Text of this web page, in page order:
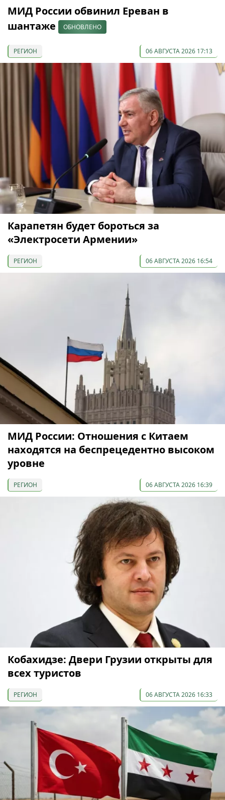
МИД России обвинил Ереван в
шантаже
ОБНОВЛЕНО
РЕГИОН 06 АВГУСТА 2026 17:13
Карапетян будет бороться за
«Электросети Армении»
РЕГИОН 06 АВГУСТА 2026 16:54
МИД России: Отношения с Китаем
находятся на беспрецедентно высоком
уровне
РЕГИОН 06 АВГУСТА 2026 16:39
Кобахидзе: Двери Грузии открыты для
всех туристов
РЕГИОН 06 АВГУСТА 2026 16:33